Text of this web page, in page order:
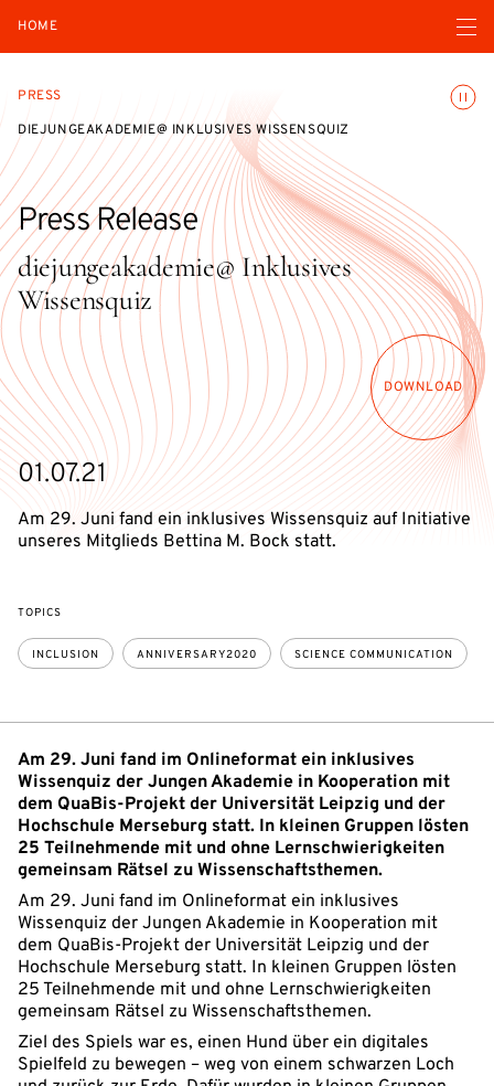
HOME Open
PRESS
DIEJUNGEAKADEMIE@ INKLUSIVES WISSENSQUIZ
diejungeakademie@ Inklusives
Wissensquiz
Press Release
DOWNLOAD
01.07.21
Am 29. Juni fand ein inklusives Wissensquiz auf Initiative
unseres Mitglieds Bettina M. Bock statt.
TOPICS
INCLUSION ANNIVERSARY2020 SCIENCE COMMUNICATION
Am 29. Juni fand im Onlineformat ein inklusives
Wissenquiz der Jungen Akademie in Kooperation mit
dem QuaBis-Projekt der Universität Leipzig und der
Hochschule Merseburg statt. In kleinen Gruppen lösten
25 Teilnehmende mit und ohne Lernschwierigkeiten
gemeinsam Rätsel zu Wissenschaftsthemen.
Am 29. Juni fand im Onlineformat ein inklusives
Wissenquiz der Jungen Akademie in Kooperation mit
dem QuaBis-Projekt der Universität Leipzig und der
Hochschule Merseburg statt. In kleinen Gruppen lösten
25 Teilnehmende mit und ohne Lernschwierigkeiten
gemeinsam Rätsel zu Wissenschaftsthemen.
Ziel des Spiels war es, einen Hund über ein digitales
Spielfeld zu bewegen – weg von einem schwarzen Loch